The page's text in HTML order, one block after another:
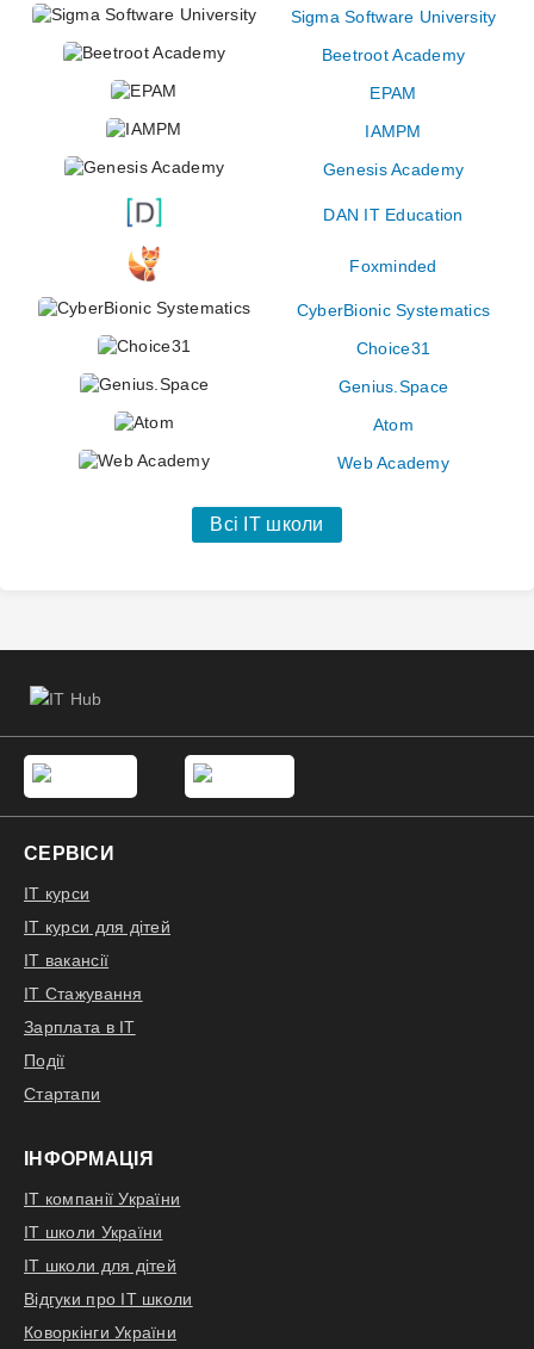
Sigma Software University
Beetroot Academy
EPAM
IAMPM
Genesis Academy
DAN IT Education
Foxminded
CyberBionic Systematics
Choice31
Genius.Space
Atom
Web Academy
Всі IT школи
СЕРВІСИ
IT курси
IT курси для дітей
IT вакансії
IT Стажування
Зарплата в IT
Події
Стартапи
ІНФОРМАЦІЯ
IT компанії України
IT школи України
IT школи для дітей
Відгуки про IT школи
Коворкінги України